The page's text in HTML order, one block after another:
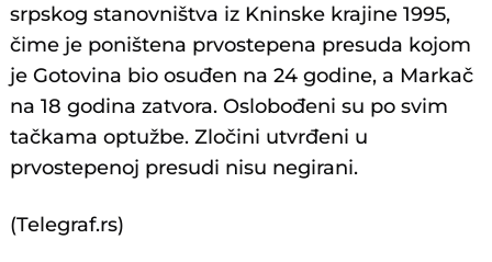
srpskog stanovništva iz Kninske krajine 1995,
čime je poništena prvostepena presuda kojom
je Gotovina bio osuđen na 24 godine, a Markač
na 18 godina zatvora. Oslobođeni su po svim
tačkama optužbe. Zločini utvrđeni u
prvostepenoj presudi nisu negirani.
(Telegraf.rs)